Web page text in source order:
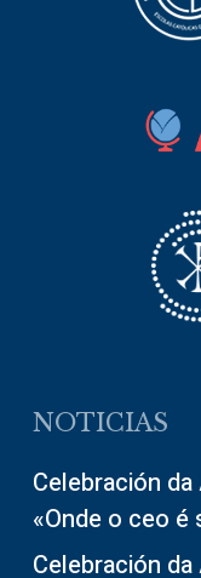
NOTICIAS
Celebración da
«Onde o ceo é
Celebración da